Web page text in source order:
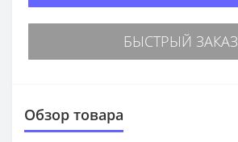
БЫСТРЫЙ ЗАКАЗ
Обзор товара